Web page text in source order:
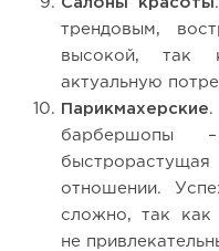
Салоны красоты
трендовым,
высокой, так
актуальную
Парикмахерские.
барбершопы –
отношении.
сложно, так
не